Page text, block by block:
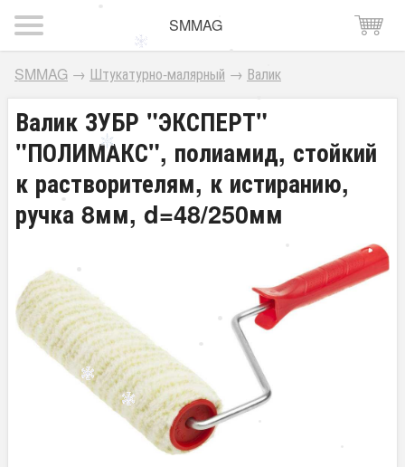
SMMAG
SMMAG → Штукатурно-малярный → Валик
Валик ЗУБР "ЭКСПЕРТ"
"ПОЛИМАКС", полиамид, стойкий
к растворителям, к истиранию,
ручка 8мм, d=48/250мм